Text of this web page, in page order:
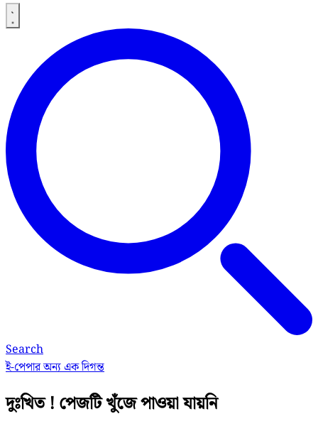
Search
ই-পেপারঅন্য এক দিগন্ত
দুঃখিত ! পেজটি খুঁজে পাওয়া যায়নি